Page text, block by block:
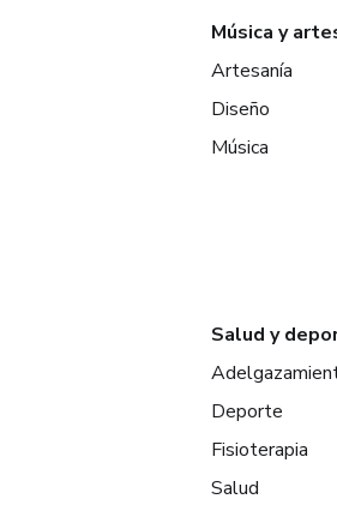
Música y
Artesanía
Diseño
Música
Salud y
Deporte
Fisioterapia
Salud